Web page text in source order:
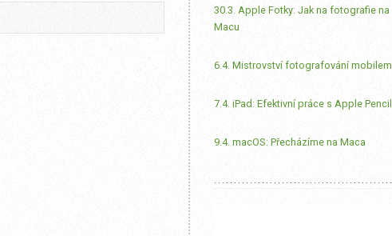
30.3. Apple Fotky: Jak na fotografie na
Macu
6.4. Mistrovství fotografování mobilem
7.4. iPad: Efektivní práce s Apple Pencil
9.4. macOS: Přecházíme na Maca